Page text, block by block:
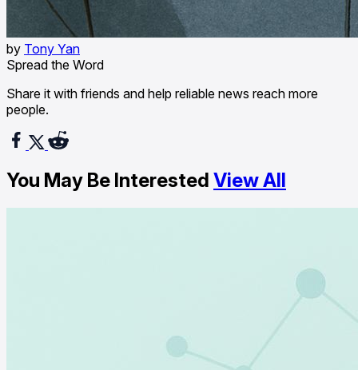
by Tony Yan
Spread the Word
Share it with friends and help reliable news reach more
people.
You May Be Interested View All